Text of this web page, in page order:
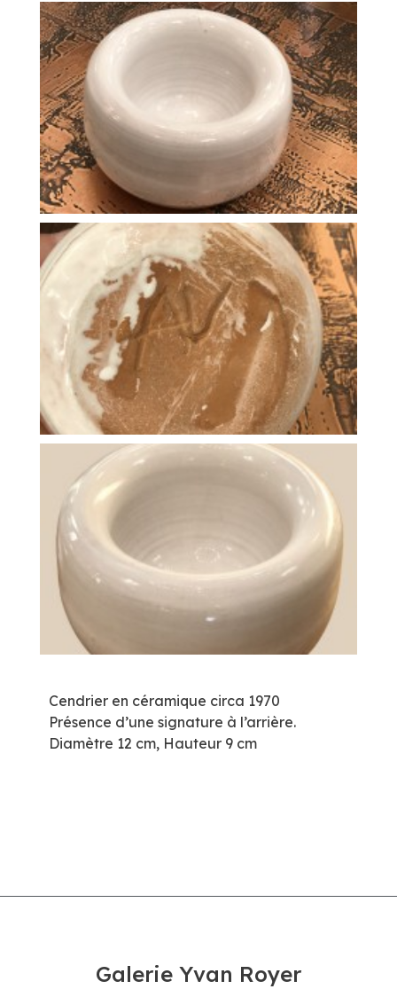
Cendrier en céramique circa 1970
Présence d’une signature à l’arrière.
Diamètre 12 cm, Hauteur 9 cm
Galerie Yvan Royer